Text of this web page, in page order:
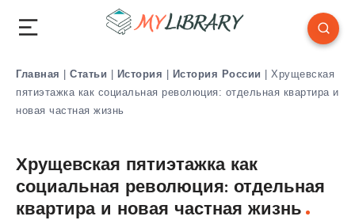
Главная | Статьи | История | История России | Хрущевская
пятиэтажка как социальная революция: отдельная квартира и
новая частная жизнь
Хрущевская пятиэтажка как
социальная революция: отдельная
квартира и новая частная жизнь